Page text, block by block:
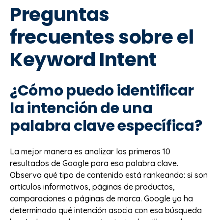
Preguntas
frecuentes sobre el
Keyword Intent
¿Cómo puedo identificar
la intención de una
palabra clave específica?
La mejor manera es analizar los primeros 10
resultados de Google para esa palabra clave.
Observa qué tipo de contenido está rankeando: si son
artículos informativos, páginas de productos,
comparaciones o páginas de marca. Google ya ha
determinado qué intención asocia con esa búsqueda